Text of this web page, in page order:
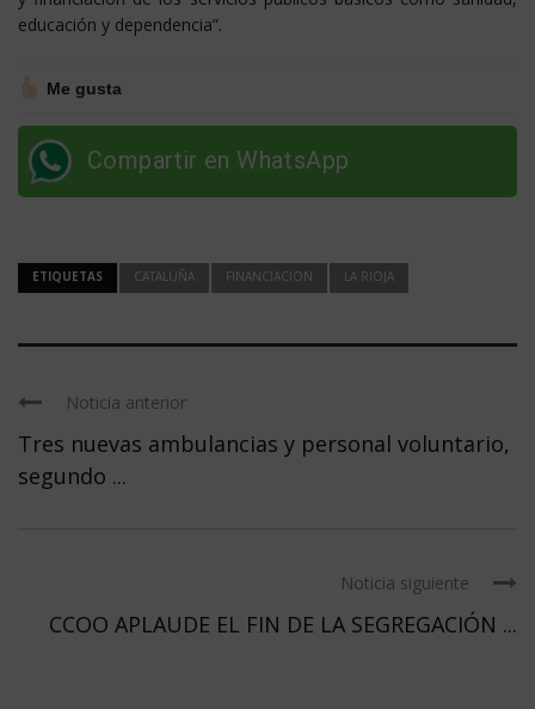
educación y dependencia”.
Me gusta
Compartir en WhatsApp
ETIQUETAS CATALUÑA FINANCIACION LA RIOJA
Noticia anterior
Tres nuevas ambulancias y personal voluntario,
segundo ...
Noticia siguiente
CCOO APLAUDE EL FIN DE LA SEGREGACIÓN ...